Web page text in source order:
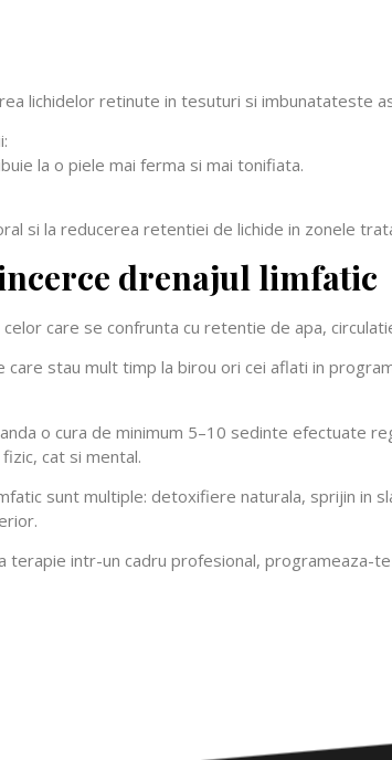
lichidelor retinute in tesuturi si imbunatateste
la o piele mai ferma si mai tonifiata.
si la reducerea retentiei de lichide in zonele
drenajul limfatic
care se confrunta cu retentie de apa,
care stau mult timp la birou ori cei aflati in
o cura de minimum 5–10 sedinte efectuate
cat si mental.
sunt multiple: detoxifiere naturala, sprijin in
terapie intr-un cadru profesional, programeaza-